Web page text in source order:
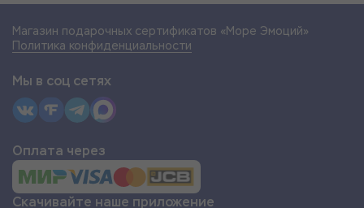
Магазин подарочных сертификатов «Море Эмоций»
Политика конфиденциальности
Мы в соц сетях
Оплата через
Скачивайте наше приложение